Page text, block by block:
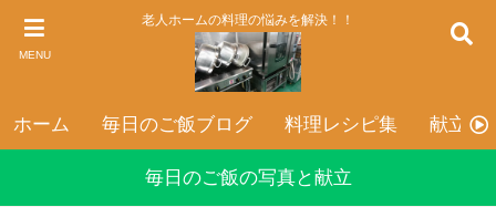
MENU
老人ホームの料理の悩みを解決！！
ホーム 毎日のご飯ブログ 料理レシピ集 献立表
毎日のご飯の写真と献立